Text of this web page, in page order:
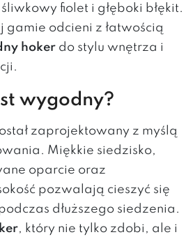
fiolet i głęboki błękit.
gamie odcieni z łatwością
hoker do stylu wnętrza i
wygodny?
zaprojektowany z myślą
Miękkie siedzisko,
oparcie oraz
pozwalają cieszyć się
dłuższego siedzenia.
, który nie tylko zdobi, ale i